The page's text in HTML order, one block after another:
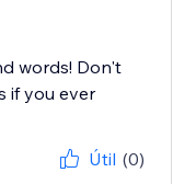
words! Don't
if you ever
Útil (0)